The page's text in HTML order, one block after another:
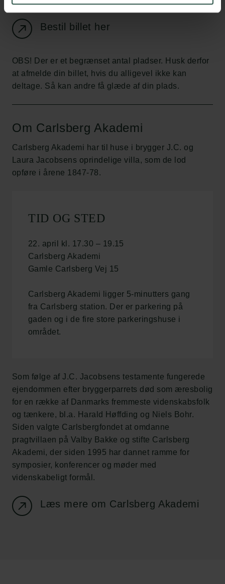
Bestil billet her
OBS! Der er et begrænset antal pladser. Husk derfor
at afmelde din billet, hvis du alligevel ikke kan
deltage. Så kan andre få glæde af din plads.
Om Carlsberg Akademi
Carlsberg Akademi har til huse i brygger J.C. og
Laura Jacobsens oprindelige villa, som de lod
opføre i årene 1847-78.
TID OG STED
22. april kl. 17.30 – 19.15
Carlsberg Akademi
Gamle Carlsberg Vej 15
Carlsberg Akademi ligger 5-minutters gang
fra Carlsberg station. Der er parkering på
gaden og i de fire store parkeringshuse i
området.
Som følge af J.C. Jacobsens testamente fungerede
ejendommen efter bryggerparrets død som æresbolig
for en række af Danmarks fremmeste videnskabsfolk
og tænkere, bl.a. Harald Høffding og Niels Bohr.
Siden valgte Carlsbergfondet at omdanne
pragtvillaen på Valby Bakke og stifte Carlsberg
Akademi, der siden 1995 har dannet ramme for
symposier, konferencer og møder med
videnskabeligt formål.
Læs mere om Carlsberg Akademi
Links
Pressekontakt
Job hos os